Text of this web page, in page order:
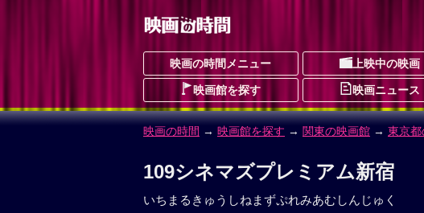
映画の時間メニュー 上映中の映画
映画館を探す 映画ニュース
映画の時間 → 映画館を探す → 関東の映画館 → 東京
109シネマズプレミアム新宿
いちまるきゅうしねまずぷれみあむしんじゅく